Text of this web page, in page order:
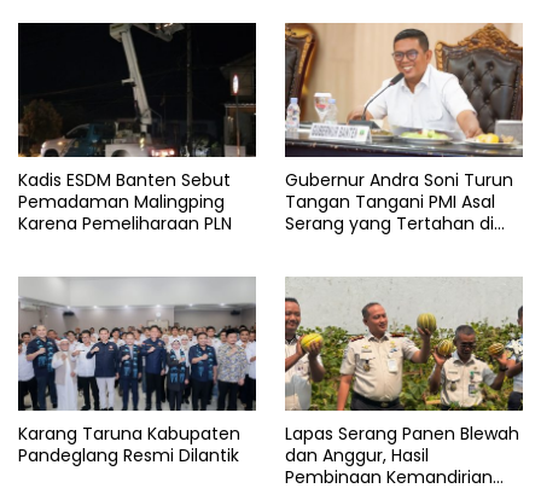
Kadis ESDM Banten Sebut
Pemadaman Malingping
Karena Pemeliharaan PLN
Gubernur Andra Soni Turun
Tangan Tangani PMI Asal
Serang yang Tertahan di
Karang Taruna Kabupaten
Pandeglang Resmi Dilantik
Lapas Serang Panen Blewah
dan Anggur, Hasil
Pembinaan Kemandirian